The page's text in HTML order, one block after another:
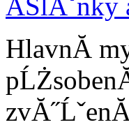
HlavnĂ­